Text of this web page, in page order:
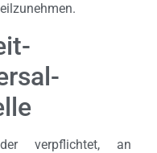
verpflichtet, an